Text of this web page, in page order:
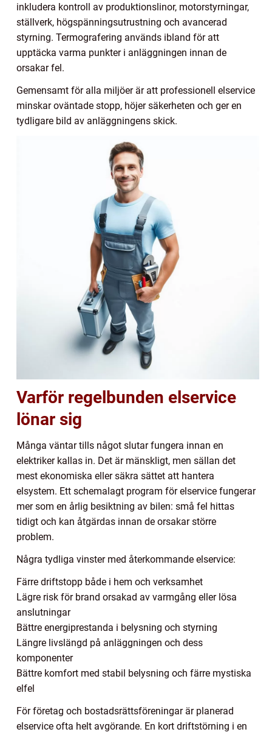
inkludera kontroll av produktionslinor, motorstyrningar,
ställverk, högspänningsutrustning och avancerad
styrning. Termografering används ibland för att
upptäcka varma punkter i anläggningen innan de
orsakar fel.
Gemensamt för alla miljöer är att professionell elservice
minskar oväntade stopp, höjer säkerheten och ger en
tydligare bild av anläggningens skick.
Varför regelbunden elservice
lönar sig
Många väntar tills något slutar fungera innan en
elektriker kallas in. Det är mänskligt, men sällan det
mest ekonomiska eller säkra sättet att hantera
elsystem. Ett schemalagt program för elservice fungerar
mer som en årlig besiktning av bilen: små fel hittas
tidigt och kan åtgärdas innan de orsakar större
problem.
Några tydliga vinster med återkommande elservice:
Färre driftstopp både i hem och verksamhet
Lägre risk för brand orsakad av varmgång eller lösa
anslutningar
Bättre energiprestanda i belysning och styrning
Längre livslängd på anläggningen och dess
komponenter
Bättre komfort med stabil belysning och färre mystiska
elfel
För företag och bostadsrättsföreningar är planerad
elservice ofta helt avgörande. En kort driftstörning i en